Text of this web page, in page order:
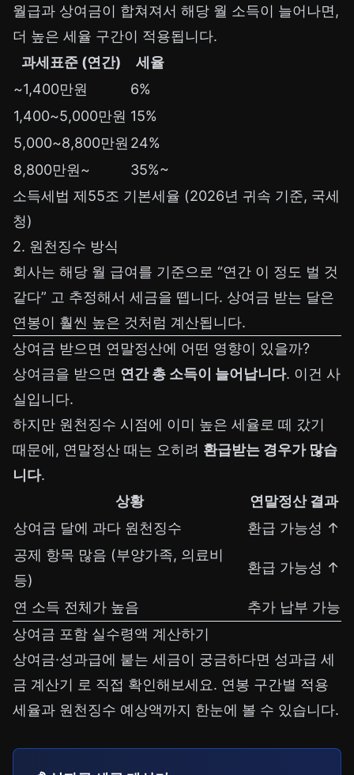
월급과 상여금이 합쳐져서 해당 월 소득이 늘어나면,
더 높은 세율 구간이 적용됩니다.
과세표준 (연간)
세율
~1,400만원
6%
1,400~5,000만원 15%
5,000~8,800만원 24%
8,800만원~
35%~
소득세법 제55조 기본세율 (2026년 귀속 기준, 국세
청)
2. 원천징수 방식
회사는 해당 월 급여를 기준으로 “연간 이 정도 벌 것
같다” 고 추정해서 세금을 뗍니다. 상여금 받는 달은
연봉이 훨씬 높은 것처럼 계산됩니다.
상여금 받으면 연말정산에 어떤 영향이 있을까?
상여금을 받으면 연간 총 소득이 늘어납니다. 이건 사
실입니다.
하지만 원천징수 시점에 이미 높은 세율로 떼 갔기
때문에, 연말정산 때는 오히려 환급받는 경우가 많습
니다.
상황
연말정산 결과
상여금 달에 과다 원천징수
환급 가능성 ↑
공제 항목 많음 (부양가족, 의료비
등)
환급 가능성 ↑
연 소득 전체가 높음
추가 납부 가능
상여금 포함 실수령액 계산하기
상여금·성과급에 붙는 세금이 궁금하다면 성과급 세
금 계산기 로 직접 확인해보세요. 연봉 구간별 적용
세율과 원천징수 예상액까지 한눈에 볼 수 있습니다.